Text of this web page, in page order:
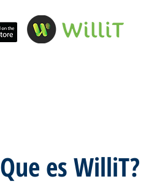
Que es WilliT?